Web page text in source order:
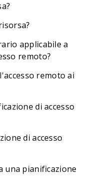
applicabile a
remoto?
remoto ai
di accesso
di accesso
una pianificazione